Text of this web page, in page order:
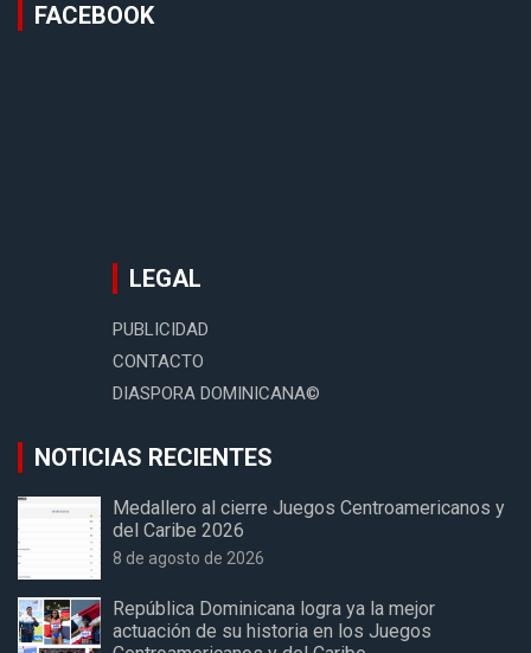
FACEBOOK
LEGAL
PUBLICIDAD
CONTACTO
DIASPORA DOMINICANA©
NOTICIAS RECIENTES
Medallero al cierre Juegos Centroamericanos y
del Caribe 2026
8 de agosto de 2026
República Dominicana logra ya la mejor
actuación de su historia en los Juegos